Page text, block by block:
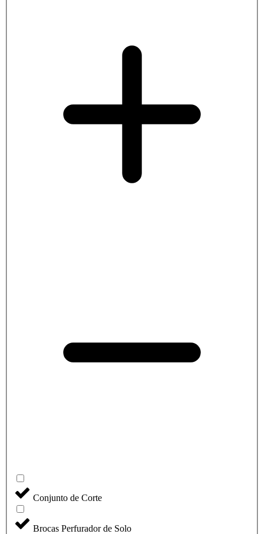
Conjunto de Corte
Brocas Perfurador de Solo